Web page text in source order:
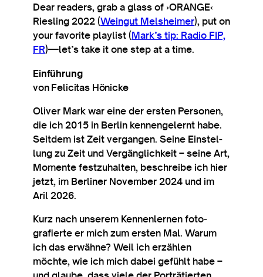
Dear read­ers, grab a glass of ›ORANGE‹
Riesling 2022 (Wein­gut Melsheimer), put on
your favor­ite playl­ist (Mark’s tip: Radio FIP,
FR)—let’s take it one step at a time.
Einführung
von Felicitas Hönicke
Oliv­er Mark war eine der ersten Per­son­en,
die ich 2015 in Ber­lin kennengel­ernt habe.
Seit­dem ist Zeit ver­gan­gen. Seine Ein­stel­
lung zu Zeit und Ver­gäng­lich­keit – seine Art,
Momente festzuhal­ten, bes­chreibe ich hier
jet­zt, im Ber­liner Novem­ber 2024 und im
Aril 2026.
Kurz nach unser­em Kennen­lernen foto­
grafierte er mich zum ersten Mal. War­um
ich das erwähne? Weil ich erzäh­len
möchte, wie ich mich dabei gefühlt habe –